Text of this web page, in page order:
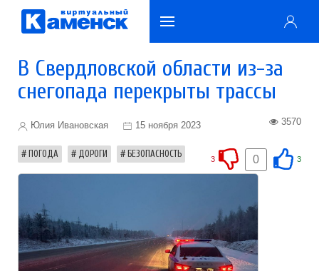
В Свердловской области из-за
снегопада перекрыты трассы
Юлия Ивановская 15 ноября 2023 3570
ПОГОДА ДОРОГИ БЕЗОПАСНОСТЬ 3
0
3